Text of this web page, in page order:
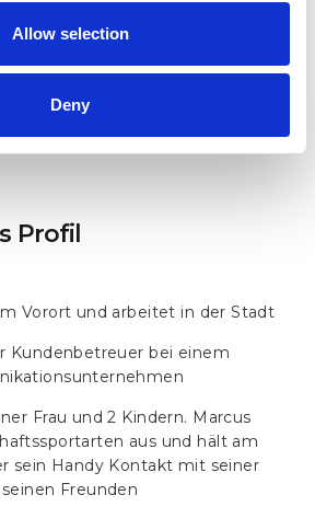
Allow selection
Deny
für eine Customer Persona
Profil
Vorort und arbeitet in der Stadt
Kundenbetreuer bei einem
Frau und 2 Kindern. Marcus
aus und hält am
sein Handy Kontakt mit seiner
Freunden